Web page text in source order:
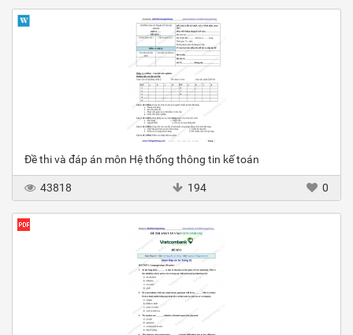
Đề thi và đáp án môn Hệ thống thông tin kế toán
43818 194 0